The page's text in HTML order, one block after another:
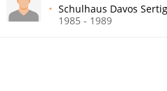
Schulhaus Davos Sertig
1985 - 1989